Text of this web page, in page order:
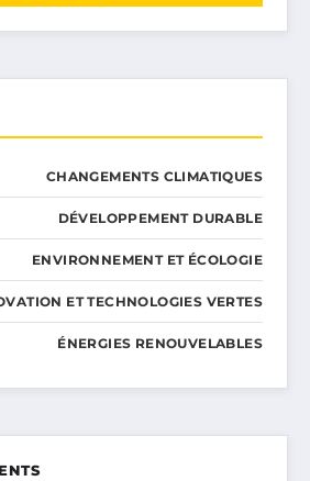
CHANGEMENTS CLIMATIQUES
DÉVELOPPEMENT DURABLE
ENVIRONNEMENT ET ÉCOLOGIE
ET TECHNOLOGIES VERTES
ÉNERGIES RENOUVELABLES